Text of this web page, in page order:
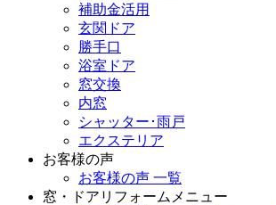
補助金活用
玄関ドア
勝手口
浴室ドア
窓交換
内窓
シャッター･雨戸
エクステリア
お客様の声
お客様の声 一覧
窓・ドアリフォームメニュー